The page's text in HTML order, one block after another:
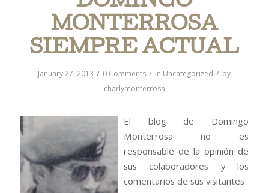
MONTERROSA
SIEMPRE ACTUAL
January 27, 2013 / 0 Comments / in Uncategorized / by
charlymonterrosa
El blog de Domingo
Monterrosa no es
responsable de la opinión de
sus colaboradores y los
comentarios de sus visitantes